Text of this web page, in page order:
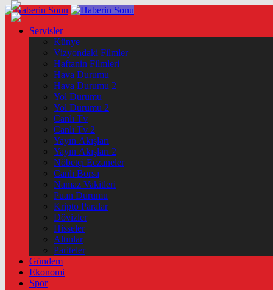
Servisler
Künye
Vizyondaki Filmler
Haftanin Filmleri
Hava Durumu
Hava Durumu 2
Yol Durumu
Yol Durumu 2
Canlı Tv
Canlı Tv 2
Yayın Akışları
Yayın Akışları 2
Nöbetçi Eczaneler
Canlı Borsa
Namaz Vakitleri
Puan Durumu
Kripto Paralar
Dövizler
Hisseler
Altınlar
Pariteler
Gündem
Ekonomi
Spor